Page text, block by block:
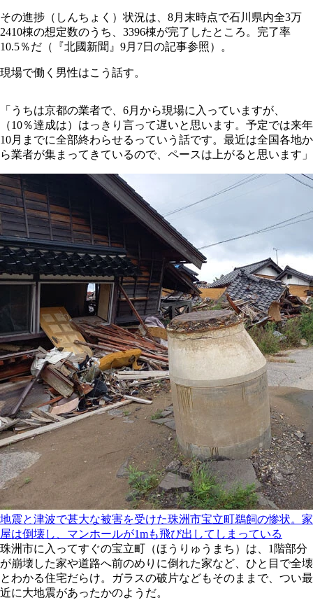
その進捗（しんちょく）状況は、8月末時点で石川県内全3万
2410棟の想定数のうち、3396棟が完了したところ。完了率
10.5％だ（『北國新聞』9月7日の記事参照）。
現場で働く男性はこう話す。
「うちは京都の業者で、6月から現場に入っていますが、
（10％達成は）はっきり言って遅いと思います。予定では来年
10月までに全部終わらせるっていう話です。最近は全国各地か
ら業者が集まってきているので、ペースは上がると思います」
地震と津波で甚大な被害を受けた珠洲市宝立町鵜飼の惨状。家
屋は倒壊し、マンホールが1mも飛び出してしまっている
珠洲市に入ってすぐの宝立町（ほうりゅうまち）は、1階部分
が崩壊した家や道路へ前のめりに倒れた家など、ひと目で全壊
とわかる住宅だらけ。ガラスの破片などもそのままで、つい最
近に大地震があったかのようだ。